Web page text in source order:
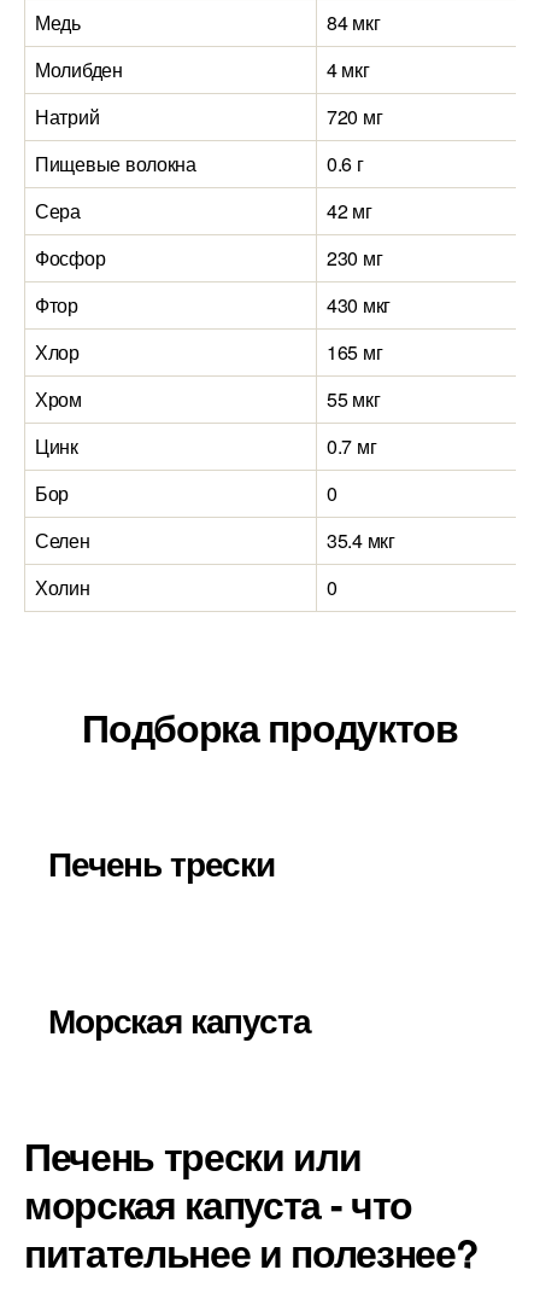
Медь
84 мкг
Молибден
4 мкг
Натрий
720 мг
Пищевые волокна
0.6 г
Сера
42 мг
Фосфор
230 мг
Фтор
430 мкг
Хлор
165 мг
Хром
55 мкг
Цинк
0.7 мг
Бор
0
Селен
35.4 мкг
Холин
0
Подборка продуктов
Печень трески
Морская капуста
Печень трески или
морская капуста - что
питательнее и полезнее?